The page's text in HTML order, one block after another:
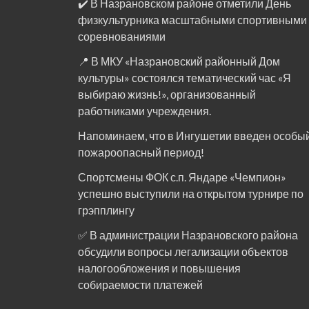
✔️ В Назрановском районе отметили День
физкультурника масштабными спортивными
соревнованиями
📍 В МКУ «Назрановский районный Дом
культуры» состоялся тематический час «Я
выбираю жизнь!», организованный
работниками учреждения.
Напоминаем, что в Ингушетии введен
пожароопасный период!⁣⁣⠀
Спортсмены ФОК с.п. Яндаре «Чемпион»
успешно выступили на открытом турнире по
грэпплингу
✅ В администрации Назрановского района
обсудили вопросы легализации объектов
налогообложения и повышения
собираемости платежей